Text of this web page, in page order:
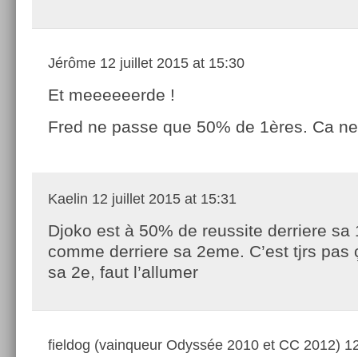
Jérôme 12 juillet 2015 at 15:30
Et meeeeeerde !
Fred ne passe que 50% de 1ères. Ca
Kaelin 12 juillet 2015 at 15:31
Djoko est à 50% de reussite derriere sa
comme derriere sa 2eme. C’est tjrs pas
sa 2e, faut l’allumer
fieldog (vainqueur Odyssée 2010 et CC 2012)